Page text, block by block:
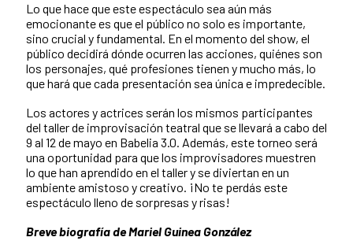
Lo que hace que este espectáculo sea aún más
emocionante es que el público no solo es importante,
sino crucial y fundamental. En el momento del show, el
público decidirá dónde ocurren las acciones, quiénes son
los personajes, qué profesiones tienen y mucho más, lo
que hará que cada presentación sea única e impredecible.
Los actores y actrices serán los mismos participantes
del taller de improvisación teatral que se llevará a cabo del
9 al 12 de mayo en Babelia 3.0. Además, este torneo será
una oportunidad para que los improvisadores muestren
lo que han aprendido en el taller y se diviertan en un
ambiente amistoso y creativo. ¡No te perdás este
espectáculo lleno de sorpresas y risas!
Breve biografía de Mariel Guinea González